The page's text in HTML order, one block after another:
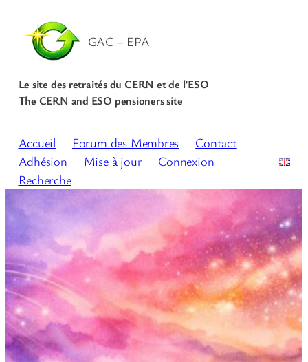
GAC – EPA
Le site des retraités du CERN et de l’ESO
The CERN and ESO pensioners site
Accueil Forum des Membres
Contact
Adhésion
Mise à jour
Connexion
Recherche